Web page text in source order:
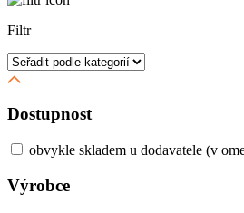
Filtr
Dostupnost
obvykle skladem u dodavatele (v
Výrobce